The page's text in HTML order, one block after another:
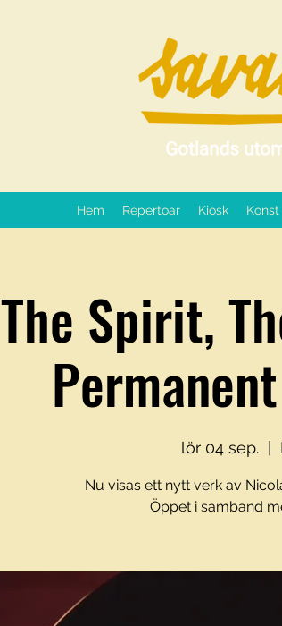
Hem Repertoar Kiosk Konst
The Spirit,
lör 04 sep.
  |
Nu visas ett nytt verk av
Öppet i samband